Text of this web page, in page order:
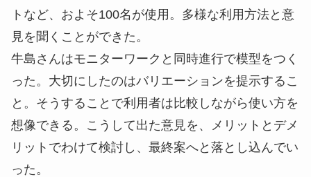
トなど、およそ100名が使用。多様な利用方法と意
見を聞くことができた。
牛島さんはモニターワークと同時進行で模型をつく
った。大切にしたのはバリエーションを提示するこ
と。そうすることで利用者は比較しながら使い方を
想像できる。こうして出た意見を、メリットとデメ
リットでわけて検討し、最終案へと落とし込んでい
った。